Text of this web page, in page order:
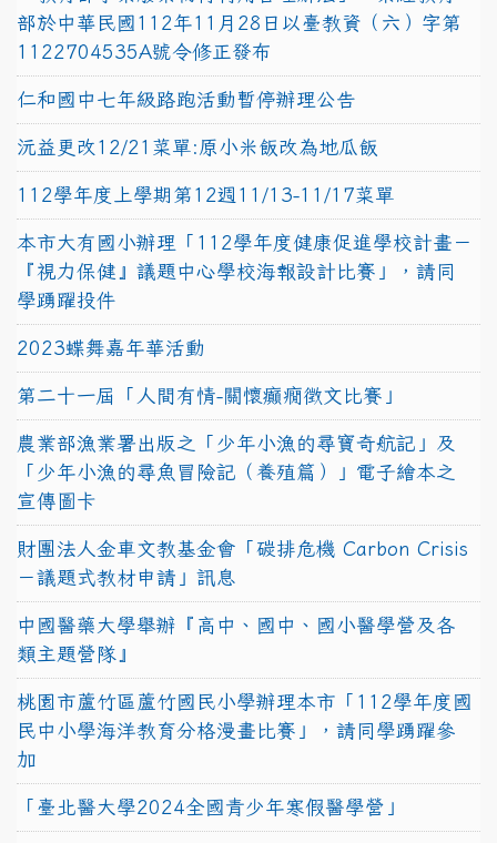
部於中華民國112年11月28日以臺教資（六）字第
1122704535A號令修正發布
仁和國中七年級路跑活動暫停辦理公告
沅益更改12/21菜單:原小米飯改為地瓜飯
112學年度上學期第12週11/13-11/17菜單
本市大有國小辦理「112學年度健康促進學校計畫－
『視力保健』議題中心學校海報設計比賽」，請同
學踴躍投件
2023蝶舞嘉年華活動
第二十一屆「人間有情-關懷癲癇徵文比賽」
農業部漁業署出版之「少年小漁的尋寶奇航記」及
「少年小漁的尋魚冒險記（養殖篇）」電子繪本之
宣傳圖卡
財團法人金車文教基金會「碳排危機 Carbon Crisis
－議題式教材申請」訊息
中國醫藥大學舉辦『高中、國中、國小醫學營及各
類主題營隊』
桃園市蘆竹區蘆竹國民小學辦理本市「112學年度國
民中小學海洋教育分格漫畫比賽」，請同學踴躍參
加
「臺北醫大學2024全國青少年寒假醫學營」